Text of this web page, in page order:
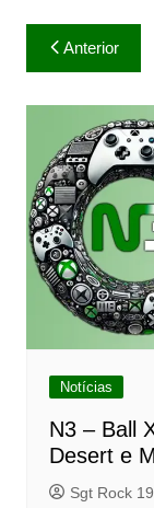
Navegação
de
Post
Anterior
Notícias
N3 – Ball
Desert e
Sgt Rock